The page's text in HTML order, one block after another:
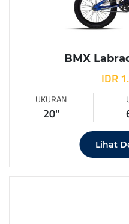
BMX
IDR
UKURAN
20"
Lihat